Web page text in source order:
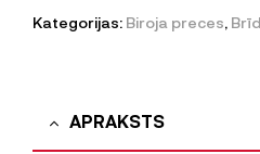
Kategorijas: Biroja preces,
APRAKSTS